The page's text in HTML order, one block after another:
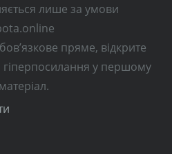
лише за умови
пряме, відкрите
у першому